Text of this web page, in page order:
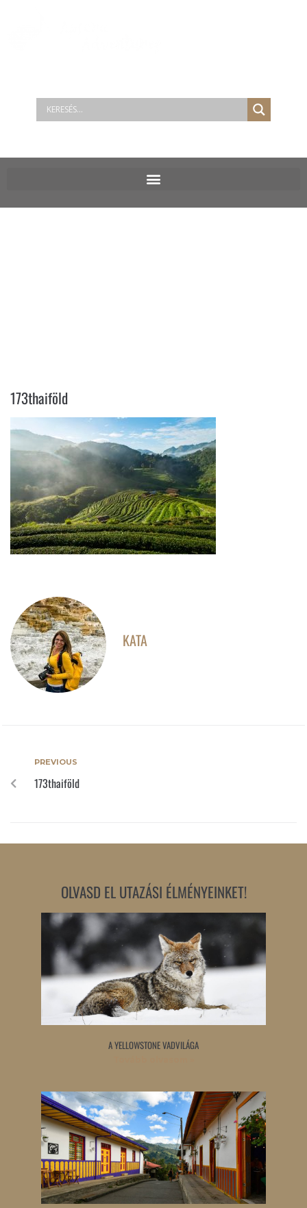
173thaiföld
KATA
PREVIOUS
173thaiföld
OLVASD EL UTAZÁSI ÉLMÉNYEINKET!
A YELLOWSTONE VADVILÁGA